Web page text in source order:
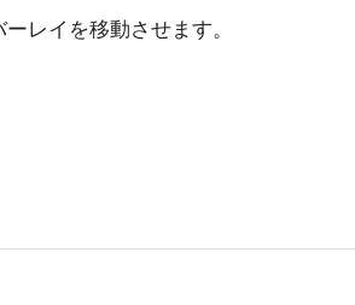
レイを移動させます。